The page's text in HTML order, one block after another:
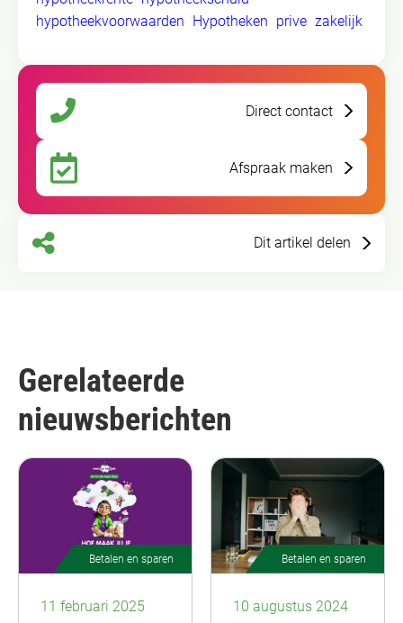
hypotheekvoorwaarden Hypotheken prive zakelijk
Direct contact
Afspraak maken
Dit artikel delen
Gerelateerde
nieuwsberichten
Betalen en sparen
11 februari 2025
Betalen en sparen
10 augustus 2024